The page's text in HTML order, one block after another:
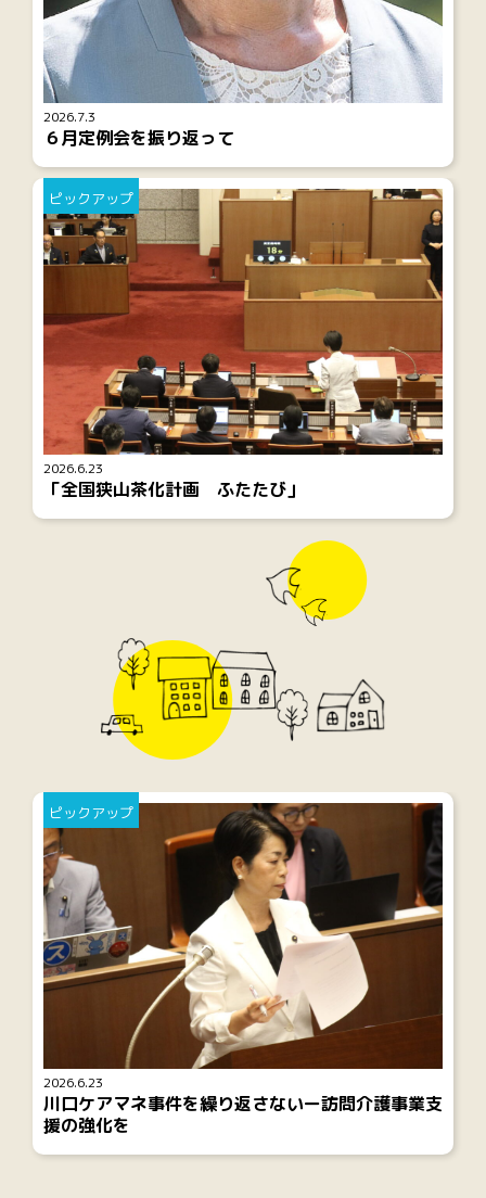
2026.7.3
６月定例会を振り返って
2026.6.23
ピックアップ
「全国狭山茶化計画 ふたたび」
2026.6.23
ピックアップ
川口ケアマネ事件を繰り返さないー訪問介護事業支
援の強化を